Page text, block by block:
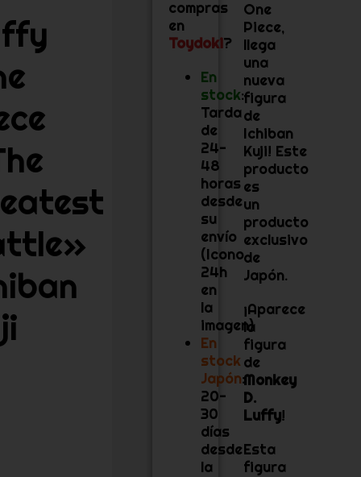
compras
en
Toydoki?
En
stock:
Tarda
de
24-
48
horas
desde
su
envío
(Icono
24h
en
la
imagen)
En
stock
Japón:
20-
30
días
desde
la
One
Piece,
llega
una
nueva
figura
de
Ichiban
Kuji! Este
producto
es
un
producto
exclusivo
de
Japón.
¡Aparece
la
figura
de
Monkey
D.
Luffy!
Esta
figura